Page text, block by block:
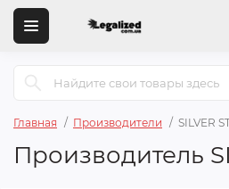
Главная Производители SILVER
Производитель